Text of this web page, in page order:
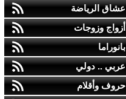
عشاق الرياضة
أزواج وزوجات
بانوراما
عربي .. دولي
حروف وأقلام